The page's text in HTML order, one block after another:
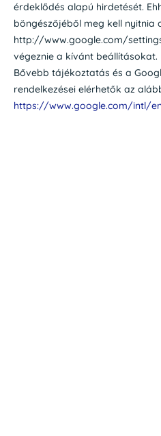
érdeklődés alapú hirdetését.
böngészőjéből meg kell nyitnia
http://www.google.com/
végeznie a kívánt beállításokat.
Bővebb tájékoztatás és a
rendelkezései elérhetők az
https://www.google.com/intl/